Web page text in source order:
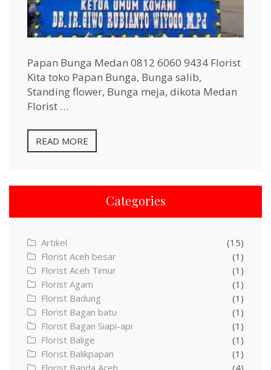
Papan Bunga Medan 0812 6060 9434 Florist
Kita toko Papan Bunga, Bunga salib,
Standing flower, Bunga meja, dikota Medan
Florist …
READ MORE
Categories
Artikel
(15)
Florist Aceh besar
(1)
Florist Aceh Timur
(1)
Florist Agam
(1)
Florist Badung
(1)
Florist Bagan batu
(1)
Florist Bagan Siapi-api
(1)
Florist Balige
(1)
Florist Balikpapan
(1)